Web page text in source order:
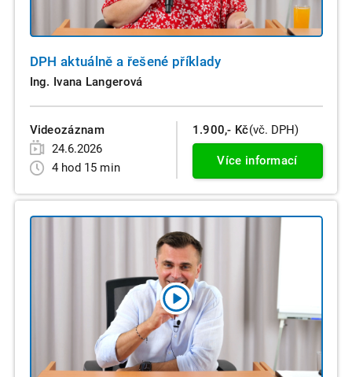
DPH aktuálně a řešené příklady
Ing. Ivana Langerová
Videozáznam
24.6.2026
4 hod 15 min
1.900,- Kč(vč. DPH)
Více informací